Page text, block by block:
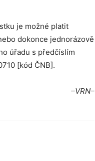
je možné platit
dokonce jednorázově
úřadu s předčíslím
[kód ČNB].
–VRN–